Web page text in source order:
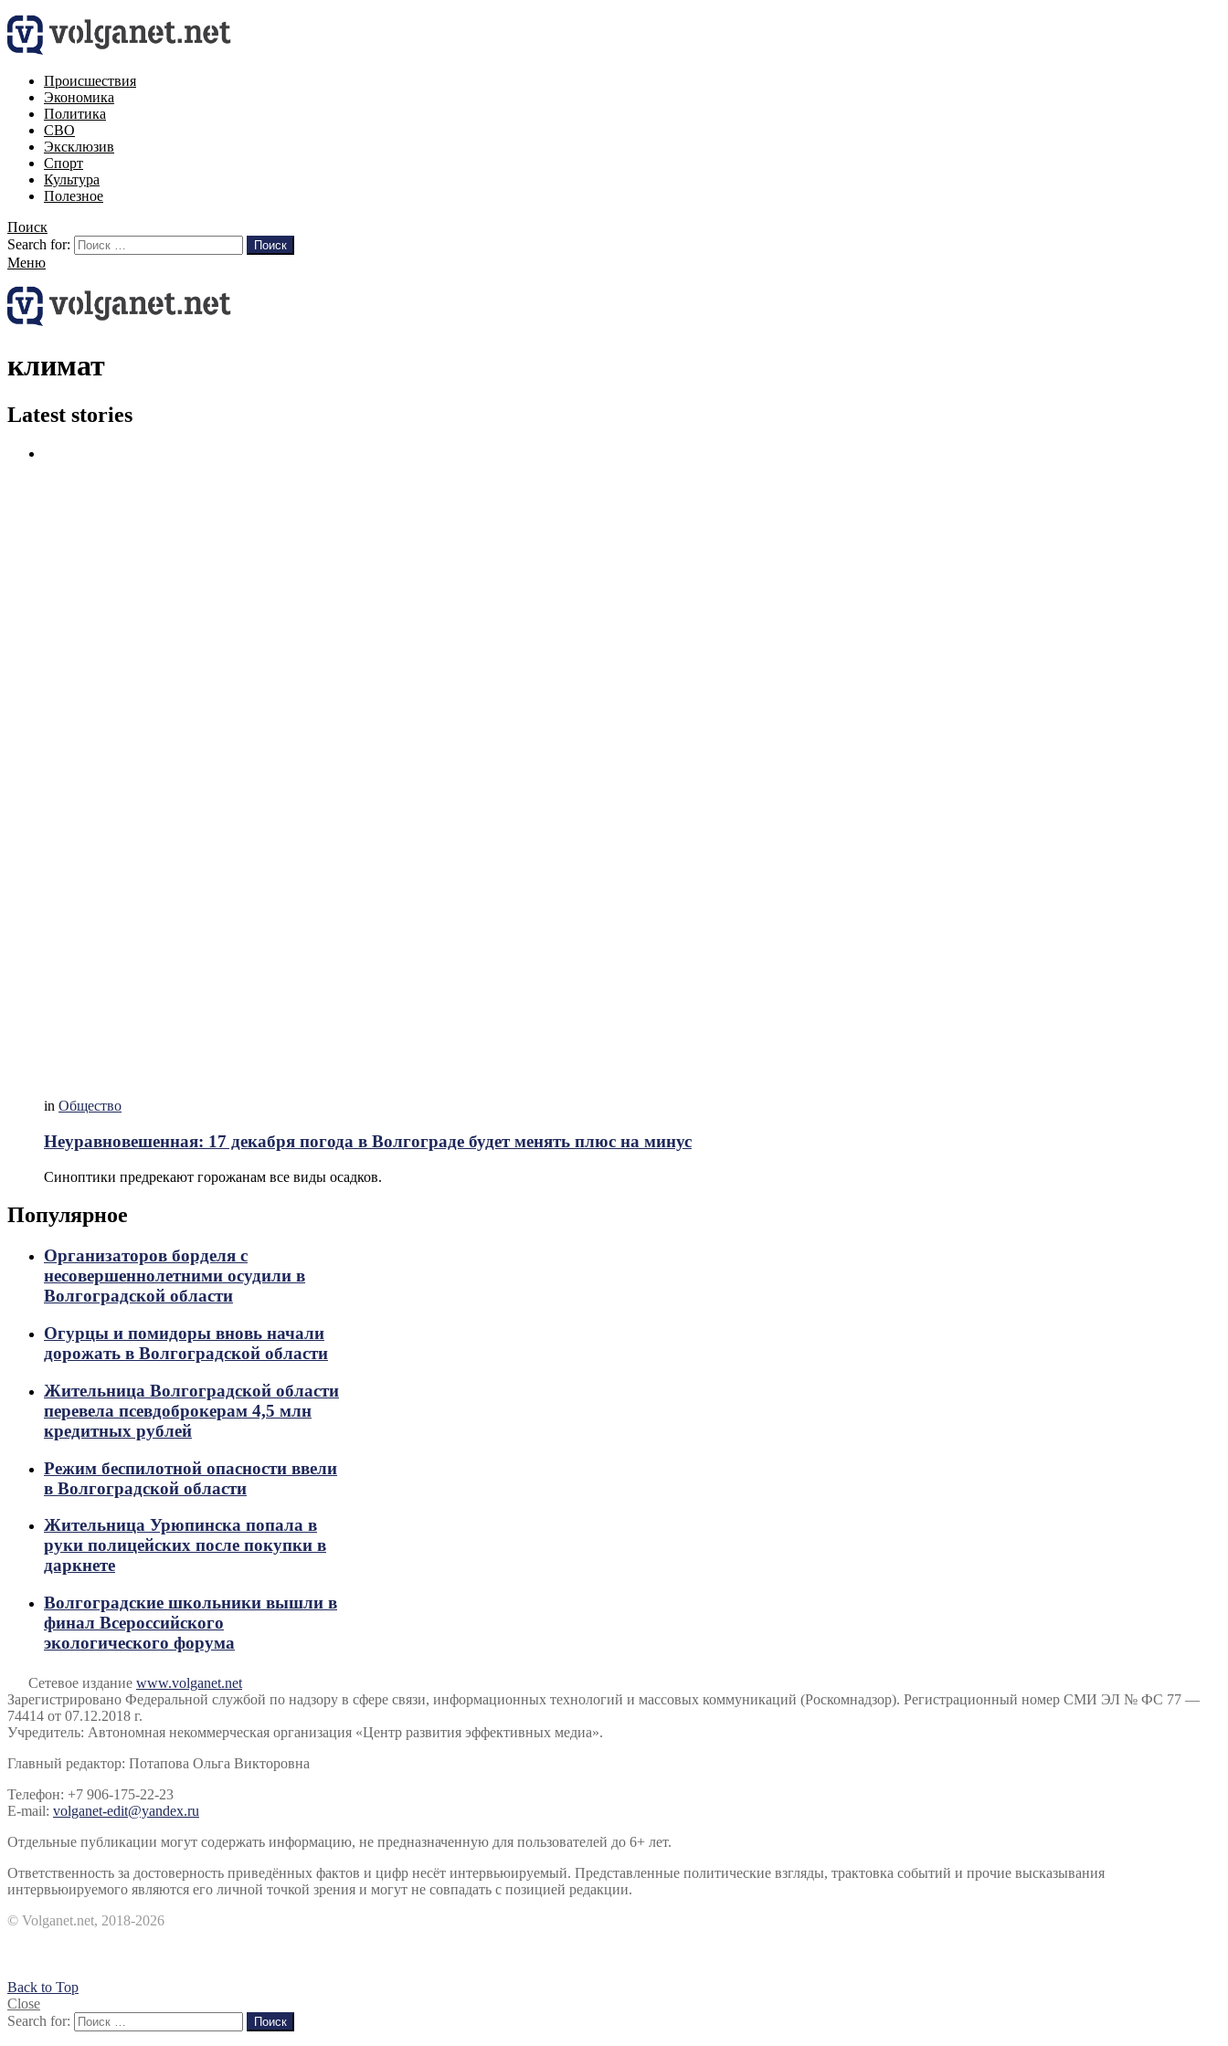
Происшествия
Экономика
Политика
СВО
Эксклюзив
Спорт
Культура
Полезное
Поиск
Search for:
Поиск
Меню
климат
Latest stories
in Общество
Неуравновешенная: 17 декабря погода в Волгограде будет менять плюс на минус
Синоптики предрекают горожанам все виды осадков.
Популярное
Организаторов борделя с
несовершеннолетними осудили в
Волгоградской области
Огурцы и помидоры вновь начали
дорожать в Волгоградской области
Жительница Волгоградской области
перевела псевдоброкерам 4,5 млн
кредитных рублей
Режим беспилотной опасности ввели
в Волгоградской области
Жительница Урюпинска попала в
руки полицейских после покупки в
даркнете
Волгоградские школьники вышли в
финал Всероссийского
экологического форума
Сетевое издание www.volganet.net
Зарегистрировано Федеральной службой по надзору в сфере связи, информационных технологий и массовых коммуникаций (Роскомнадзор). Регистрационный номер СМИ ЭЛ № ФС 77 —
74414 от 07.12.2018 г.
Учредитель: Автономная некоммерческая организация «Центр развития эффективных медиа».
Главный редактор: Потапова Ольга Викторовна
Телефон: +7 906-175-22-23
E-mail: volganet-edit@yandex.ru
Отдельные публикации могут содержать информацию, не предназначенную для пользователей до 6+ лет.
Ответственность за достоверность приведённых фактов и цифр несёт интервьюируемый. Представленные политические взгляды, трактовка событий и прочие высказывания
интервьюируемого являются его личной точкой зрения и могут не совпадать с позицией редакции.
© Volganet.net, 2018-2026
Back to Top
Close
Search for:
Поиск